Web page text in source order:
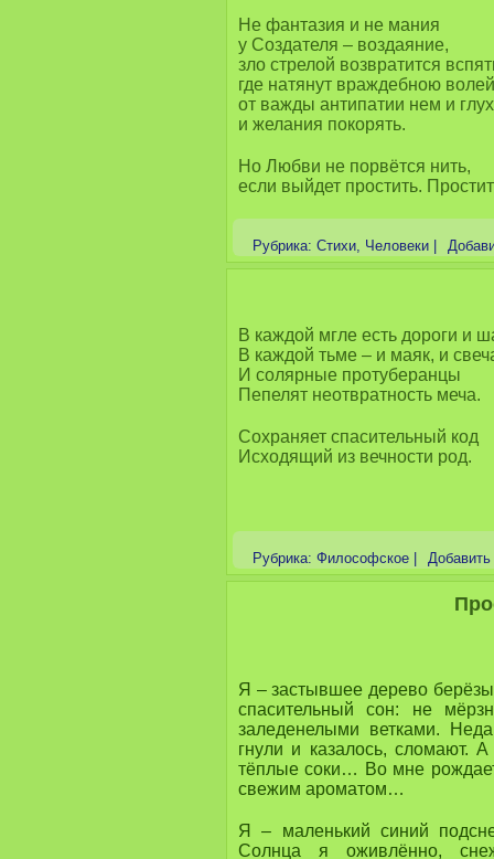
Не фантазия и не мания
у Создателя – воздаяние,
зло стрелой возвратится
где натянут враждебною
от важды антипатии нем и
и желания покорять.
Но Любви не порвётся нить,
если выйдет простить.
Рубрика: Стихи, Человеки
В каждой мгле есть дороги и
В каждой тьме – и маяк, и
И солярные протуберанцы
Пепелят неотвратность меча.
Сохраняет спасительный код
Исходящий из вечности род.
Рубрика: Философское
Я – застывшее дерево
спасительный сон: не
заледенелыми ветками.
гнули и казалось, сломают.
тёплые соки… Во мне
свежим ароматом…
Я – маленький синий
Солнца я оживлённо,